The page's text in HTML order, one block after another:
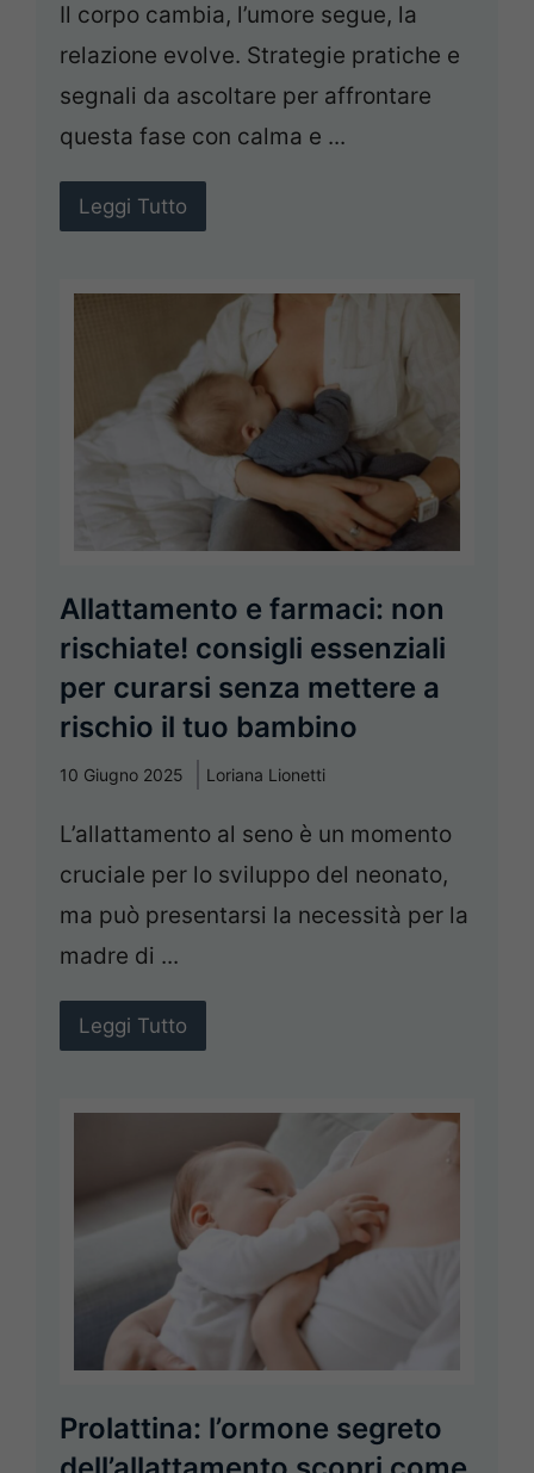
Il corpo cambia, l’umore segue, la
relazione evolve. Strategie pratiche e
segnali da ascoltare per affrontare
questa fase con calma e ...
Leggi Tutto
Allattamento e farmaci: non
rischiate! consigli essenziali
per curarsi senza mettere a
rischio il tuo bambino
10 Giugno 2025 Loriana Lionetti
L’allattamento al seno è un momento
cruciale per lo sviluppo del neonato,
ma può presentarsi la necessità per la
madre di ...
Leggi Tutto
Prolattina: l’ormone segreto